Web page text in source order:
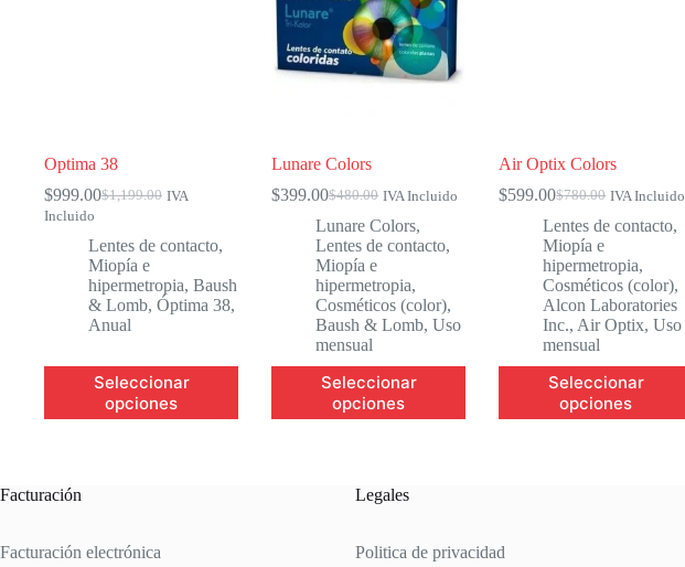
Optima 38
$1,199.00
El
original
era:
$1,199.00.
$999.00El
actual
es:
$999.00.
IVA
Incluido
Lentes de contacto,
Miopía e
hipermetropia, Baush
& Lomb, Óptima 38,
Anual
Seleccionar
opciones
producto
opciones
elegir
Lunare Colors
$480.00
El
precio
original
era:
$480.00.
$399.00El
precio
actual
es:
$399.00.
IVA Incluido
Lunare Colors,
Lentes de contacto,
Miopía e
hipermetropia,
Cosméticos (color),
Baush & Lomb,Uso
mensual
Seleccionar
opciones
producto
Air Optix Colors
$780.00
El
precio
original
era:
$780.00.
$599.00El
precio
actual
es:
$599.00.
IVA Incluido
Lentes de contacto,
Miopía e
hipermetropia,
Cosméticos (color),
Alcon Laboratories
Inc., Air Optix,Uso
mensual
Seleccionar
opciones
producto
elegir
Facturación
Facturación electrónica
Legales
Politica de privacidad